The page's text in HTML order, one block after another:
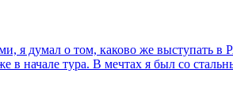
я думал о том, каково же выступать в
в начале тура. В мечтах я был со